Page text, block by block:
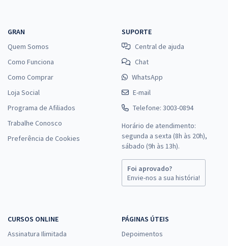
GRAN
Quem Somos
Como Funciona
Como Comprar
Loja Social
Programa de Afiliados
Trabalhe Conosco
Preferência de Cookies
SUPORTE
Central de ajuda
Chat
WhatsApp
E-mail
Telefone: 3003-0894
Horário de atendimento:
segunda a sexta (8h às 20h),
sábado (9h às 13h).
Foi aprovado?
Envie-nos a sua história!
CURSOS ONLINE
Assinatura Ilimitada
PÁGINAS ÚTEIS
Depoimentos